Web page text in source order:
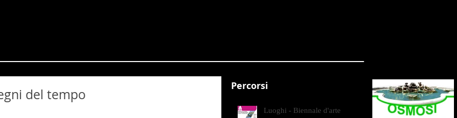
del tempo
Percorsi
Luoghi - Biennale d'arte